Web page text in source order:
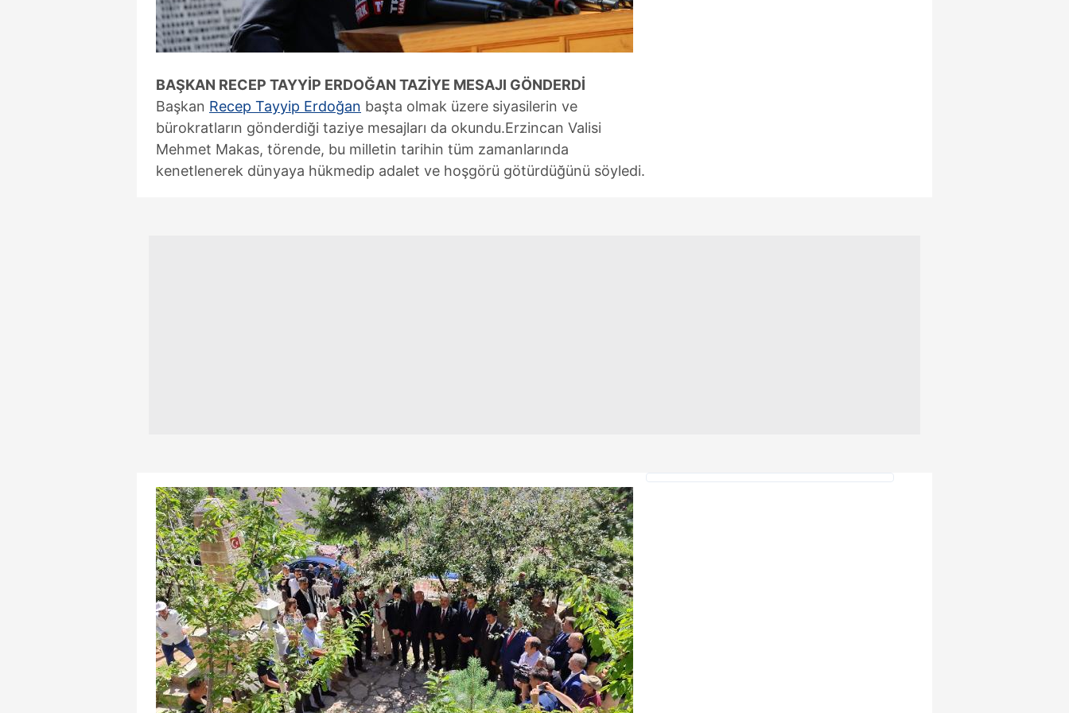
mevzuata uygun olarak kullanılan çerezlerle ilgili bilgi almak için lütfentıklayınız.
BAŞKAN RECEP TAYYİP ERDOĞAN TAZİYE MESAJI GÖNDERDİ
Başkan Recep Tayyip Erdoğan başta olmak üzere siyasilerin ve
bürokratların gönderdiği taziye mesajları da okundu.Erzincan Valisi
Mehmet Makas, törende, bu milletin tarihin tüm zamanlarında
kenetlenerek dünyaya hükmedip adalet ve hoşgörü götürdüğünü söyledi.